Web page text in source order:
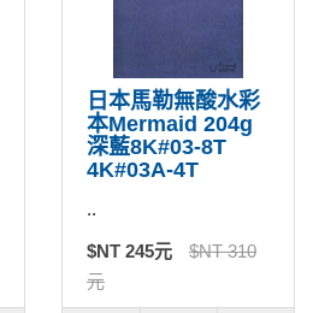
日本馬勒無酸水彩
本Mermaid 204g
深藍8K#03-8T
4K#03A-4T
..
$NT 245元
$NT 310
元